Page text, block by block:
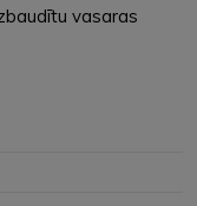
vasaras